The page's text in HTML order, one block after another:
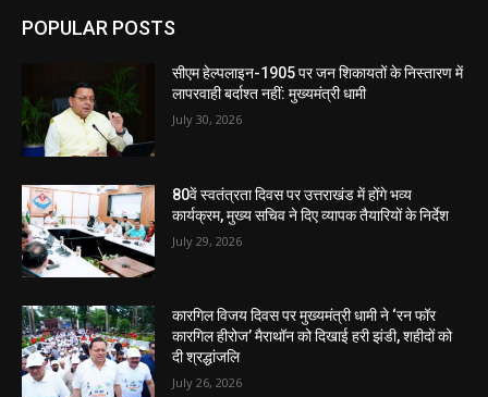
POPULAR POSTS
सीएम हेल्पलाइन-1905 पर जन शिकायतों के निस्तारण में
लापरवाही बर्दाश्त नहीं: मुख्यमंत्री धामी
July 30, 2026
80वें स्वतंत्रता दिवस पर उत्तराखंड में होंगे भव्य
कार्यक्रम, मुख्य सचिव ने दिए व्यापक तैयारियों के निर्देश
July 29, 2026
कारगिल विजय दिवस पर मुख्यमंत्री धामी ने ‘रन फॉर
कारगिल हीरोज’ मैराथॉन को दिखाई हरी झंडी, शहीदों को
दी श्रद्धांजलि
July 26, 2026